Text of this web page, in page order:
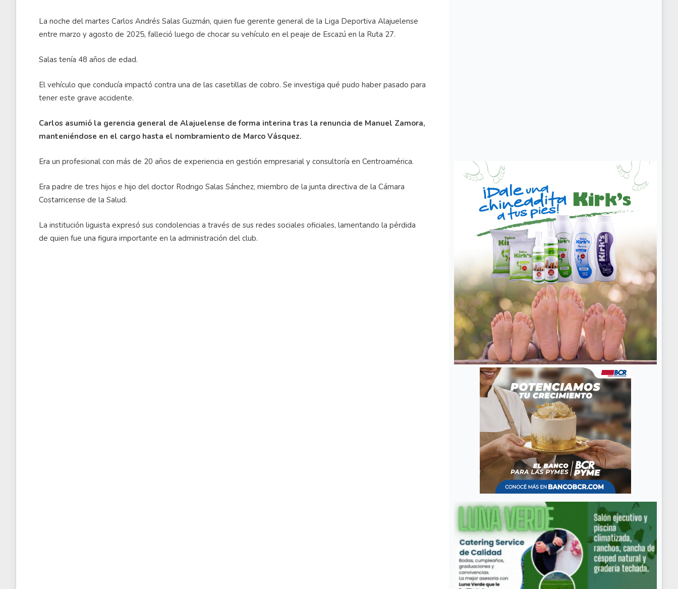
La noche del martes Carlos Andrés Salas Guzmán, quien fue gerente general de la Liga Deportiva Alajuelense
entre marzo y agosto de 2025, falleció luego de chocar su vehículo en el peaje de Escazú en la Ruta 27.
Salas tenía 48 años de edad.
El vehículo que conducía impactó contra una de las casetillas de cobro. Se investiga qué pudo haber pasado para
tener este grave accidente.
Carlos asumió la gerencia general de Alajuelense de forma interina tras la renuncia de Manuel Zamora,
manteniéndose en el cargo hasta el nombramiento de Marco Vásquez.
Era un profesional con más de 20 años de experiencia en gestión empresarial y consultoría en Centroamérica.
Era padre de tres hijos e hijo del doctor Rodrigo Salas Sánchez, miembro de la junta directiva de la Cámara
Costarricense de la Salud.
La institución liguista expresó sus condolencias a través de sus redes sociales oficiales, lamentando la pérdida
de quien fue una figura importante en la administración del club.